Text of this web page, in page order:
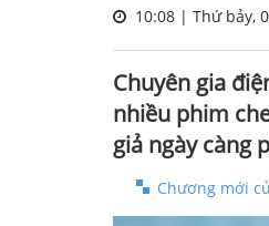
10:08 | Thứ bảy,
Chuyên gia
nhiều phim
giả ngày càng
Chương mới